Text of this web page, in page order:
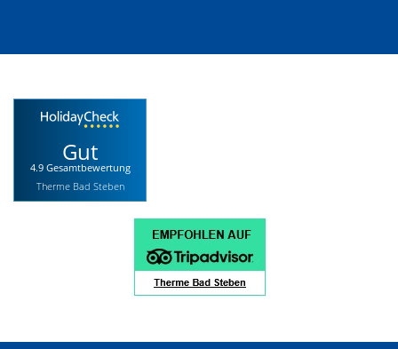
Gut
4.9 Gesamtbewertung
Therme Bad Steben